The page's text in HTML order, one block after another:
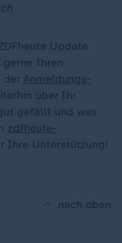
Update
gerne Ihren
der Anmeldungs-
über Ihr
gefällt und was
zdfheute-
Ihre Unterstützung!
nach oben